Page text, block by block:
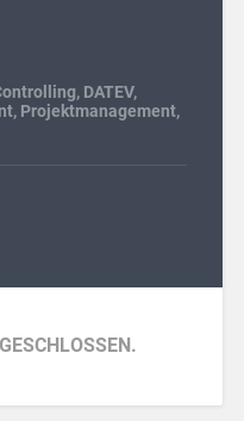
, DATEV,
, Projektmanagement,